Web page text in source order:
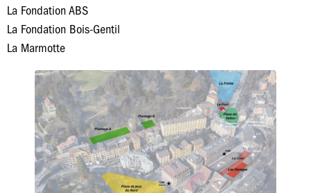
La Fondation ABS
La Fondation Bois-Gentil
La Marmotte